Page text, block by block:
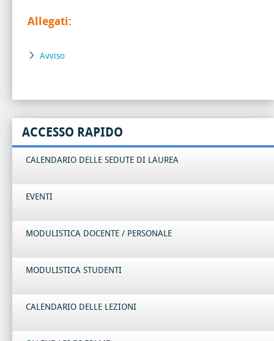
Allegati:
Avviso
ACCESSO RAPIDO
CALENDARIO DELLE SEDUTE DI LAUREA
EVENTI
MODULISTICA DOCENTE / PERSONALE
MODULISTICA STUDENTI
CALENDARIO DELLE LEZIONI